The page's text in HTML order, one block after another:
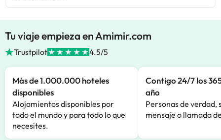
Tu viaje empieza en Amimir.com
Trustpilot 4.5/5
Más de 1.000.000 hoteles
disponibles
Alojamientos disponibles por
todo el mundo y para todo lo que
necesites.
Contigo 24/7 los
año
Personas de verdad,
mensaje o llamada